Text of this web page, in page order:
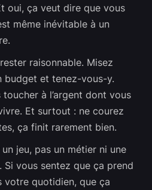
oui, ça veut dire que vous
même inévitable à un
raisonnable. Misez
budget et tenez-vous-y.
toucher à l’argent dont vous
Et surtout : ne courez
ça finit rarement bien.
jeu, pas un métier ni une
Si vous sentez que ça prend
votre quotidien, que ça